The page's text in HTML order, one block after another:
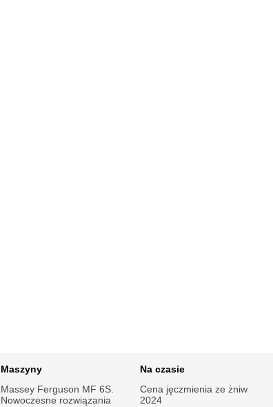
Maszyny
Massey Ferguson MF 6S.
Nowoczesne rozwiązania
Na czasie
Cena jęczmienia ze żniw
2024